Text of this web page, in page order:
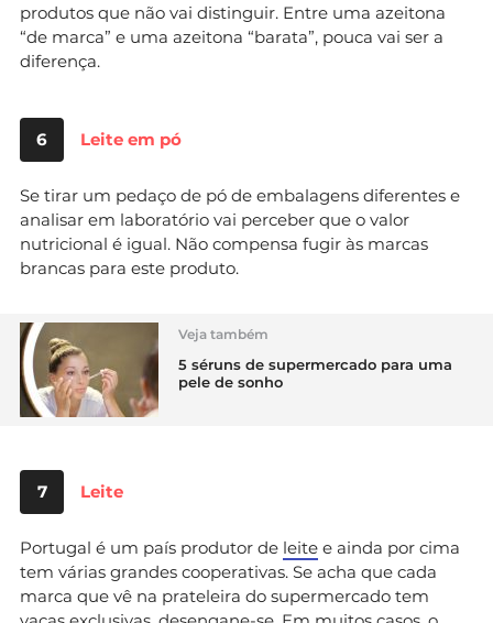
produtos que não vai distinguir. Entre uma azeitona
“de marca” e uma azeitona “barata”, pouca vai ser a
diferença.
6 Leite em pó
Se tirar um pedaço de pó de embalagens diferentes e
analisar em laboratório vai perceber que o valor
nutricional é igual. Não compensa fugir às marcas
brancas para este produto.
Veja também
5 séruns de supermercado para uma
pele de sonho
7 Leite
Portugal é um país produtor de leite e ainda por cima
tem várias grandes cooperativas. Se acha que cada
marca que vê na prateleira do supermercado tem